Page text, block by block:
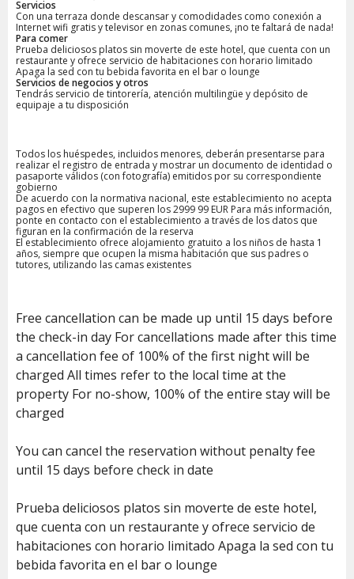
Servicios
Con una terraza donde descansar y comodidades como conexión a
Internet wifi gratis y televisor en zonas comunes, ¡no te faltará de nada!
Para comer
Prueba deliciosos platos sin moverte de este hotel, que cuenta con un
restaurante y ofrece servicio de habitaciones con horario limitado
Apaga la sed con tu bebida favorita en el bar o lounge
Servicios de negocios y otros
Tendrás servicio de tintorería, atención multilingüe y depósito de
equipaje a tu disposición
Todos los huéspedes, incluidos menores, deberán presentarse para
realizar el registro de entrada y mostrar un documento de identidad o
pasaporte válidos (con fotografía) emitidos por su correspondiente
gobierno
De acuerdo con la normativa nacional, este establecimiento no acepta
pagos en efectivo que superen los 2999 99 EUR Para más información,
ponte en contacto con el establecimiento a través de los datos que
figuran en la confirmación de la reserva
El establecimiento ofrece alojamiento gratuito a los niños de hasta 1
años, siempre que ocupen la misma habitación que sus padres o
tutores, utilizando las camas existentes
Free cancellation can be made up until 15 days before
the check-in day For cancellations made after this time
a cancellation fee of 100% of the first night will be
charged All times refer to the local time at the
property For no-show, 100% of the entire stay will be
charged
You can cancel the reservation without penalty fee
until 15 days before check in date
Prueba deliciosos platos sin moverte de este hotel,
que cuenta con un restaurante y ofrece servicio de
habitaciones con horario limitado Apaga la sed con tu
bebida favorita en el bar o lounge